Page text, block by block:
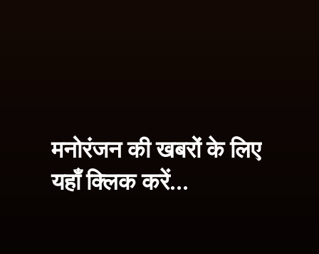
मनोरंजन की खबरों के लिए
यहाँ क्लिक करें...